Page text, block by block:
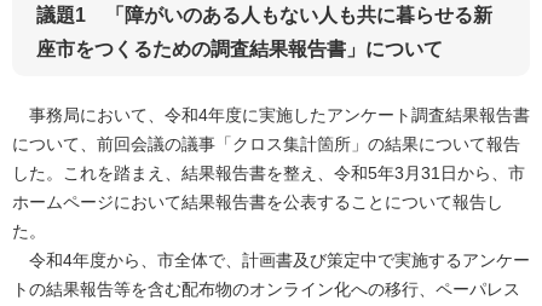
議題1 「障がいのある人もない人も共に暮らせる新
座市をつくるための調査結果報告書」について
事務局において、令和4年度に実施したアンケート調査結果報告書
について、前回会議の議事「クロス集計箇所」の結果について報告
した。これを踏まえ、結果報告書を整え、令和5年3月31日から、市
ホームページにおいて結果報告書を公表することについて報告し
た。
令和4年度から、市全体で、計画書及び策定中で実施するアンケー
トの結果報告等を含む配布物のオンライン化への移行、ペーパレス